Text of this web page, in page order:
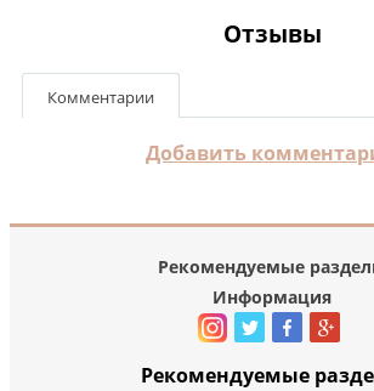
Отзывы
Комментарии
Добавить
Рекомендуемые
Информация
Рекомендуемые